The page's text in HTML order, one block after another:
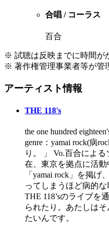
合唱 / コーラス
百合
※ 試聴は反映までに時間が
※ 著作権管理事業者等が管
アーティスト情報
THE 118's
the one hundred
genre：yamai rock(病
り。 」 Vo.百合によ
在、東京を拠点に活
「yamai rock」を掲
ってしまうほど病的な
THE 118’sのライブを
られたり。あたしは
たいんです。